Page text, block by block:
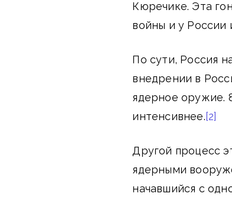
Кюречике. Эта
войны и у России
По сути, Россия
внедрении в
ядерное оружие.
интенсивнее.[2]
Другой процесс
ядерными
начавшийся с